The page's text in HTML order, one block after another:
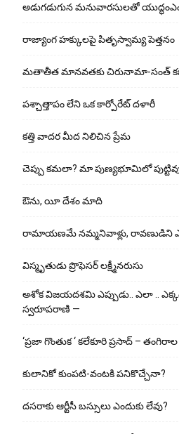
అడుగ‌డుగున మ‌నువార‌సుల‌తో
రాజ్యాంగ హక్కులపై పితృస్వామ్య పెత్తనం
మతాతీత మానవతకు చిరునామా-సంత్
పశ్చాత్తాపం లేని ఒక కార్పోరేట్ దళారీ
కత్తి వాదర మీద నిలిచిన ప్రేమ
చెప్పు క‌మ‌లా? మా పుణ్యభూమిలో
ఔను, యీ దేశం మాది
రామాయణమే నమ్మనివాళ్లు, రావణుడిని
విస్మృతుడు ప్రొఫెసర్ లక్ష్మీనరుసు
అశోక విజ‌య‌ద‌శ‌మి ఎప్పుడు.. ఎలా ..
స్వరూపరాణి —
‘ప్రజా గొంతుక ‘ కలేకూరి ప్రసాద్ –
కులానికో కుంప‌టి-వంట‌కి ప‌నికొచ్చేనా?
ద‌స‌రాకు ఆర్టీసీ బ‌స్సులు ఎందుకు లేవు?